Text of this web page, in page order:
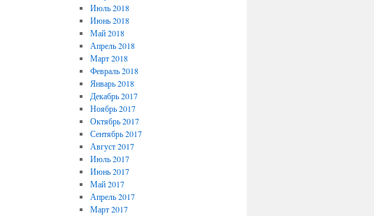
Июль 2018
Июнь 2018
Май 2018
Апрель 2018
Март 2018
Февраль 2018
Январь 2018
Декабрь 2017
Ноябрь 2017
Октябрь 2017
Сентябрь 2017
Август 2017
Июль 2017
Июнь 2017
Май 2017
Апрель 2017
Март 2017